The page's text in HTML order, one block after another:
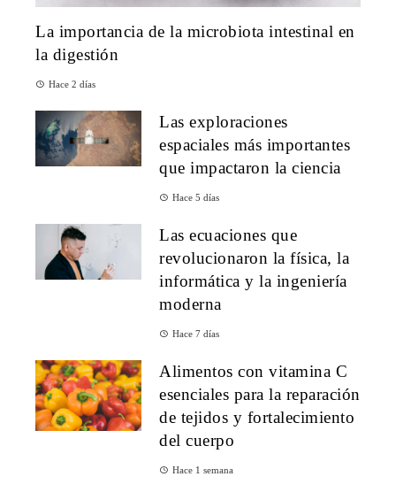
La importancia de la microbiota intestinal en
la digestión
Hace 2 días
Las exploraciones
espaciales más importantes
que impactaron la ciencia
Hace 5 días
Las ecuaciones que
revolucionaron la física, la
informática y la ingeniería
moderna
Hace 7 días
Alimentos con vitamina C
esenciales para la reparación
de tejidos y fortalecimiento
del cuerpo
Hace 1 semana